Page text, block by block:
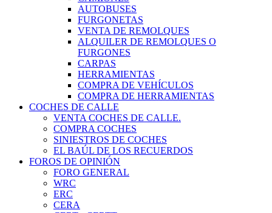
AUTOBUSES
FURGONETAS
VENTA DE REMOLQUES
ALQUILER DE REMOLQUES O
FURGONES
CARPAS
HERRAMIENTAS
COMPRA DE VEHÍCULOS
COMPRA DE HERRAMIENTAS
COCHES DE CALLE
VENTA COCHES DE CALLE.
COMPRA COCHES
SINIESTROS DE COCHES
EL BAÚL DE LOS RECUERDOS
FOROS DE OPINIÓN
FORO GENERAL
WRC
ERC
CERA